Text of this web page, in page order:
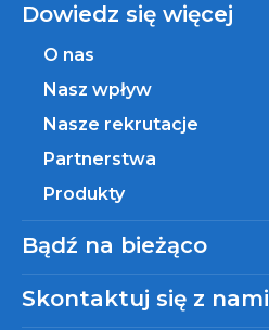
Dowiedz się więcej
O nas
Nasz wpływ
Nasze rekrutacje
Partnerstwa
Produkty
Bądź na bieżąco
Skontaktuj się z nami